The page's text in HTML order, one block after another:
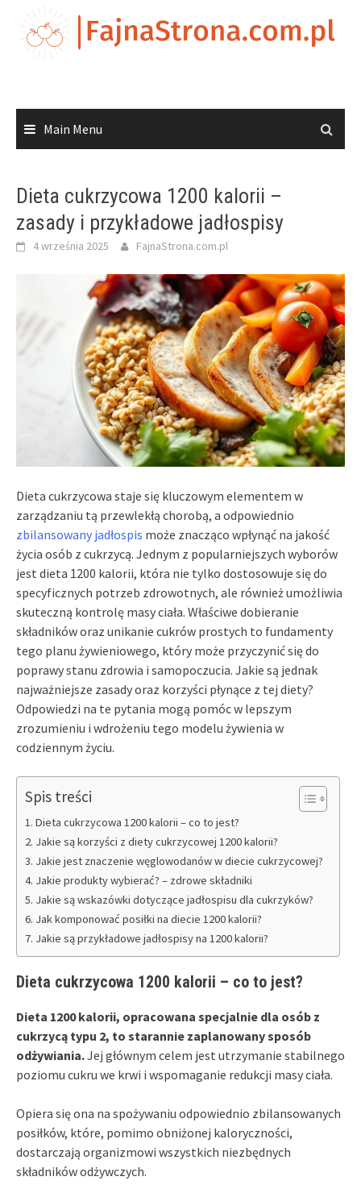
content
Main Menu
Dieta cukrzycowa 1200 kalorii –
zasady i przykładowe jadłospisy
4 września 2025 FajnaStrona.com.pl
Dieta cukrzycowa staje się kluczowym elementem w
zarządzaniu tą przewlekłą chorobą, a odpowiednio
zbilansowany jadłospis może znacząco wpłynąć na jakość
życia osób z cukrzycą. Jednym z popularniejszych wyborów
jest dieta 1200 kalorii, która nie tylko dostosowuje się do
specyficznych potrzeb zdrowotnych, ale również umożliwia
skuteczną kontrolę masy ciała. Właściwe dobieranie
składników oraz unikanie cukrów prostych to fundamenty
tego planu żywieniowego, który może przyczynić się do
poprawy stanu zdrowia i samopoczucia. Jakie są jednak
najważniejsze zasady oraz korzyści płynące z tej diety?
Odpowiedzi na te pytania mogą pomóc w lepszym
zrozumieniu i wdrożeniu tego modelu żywienia w
codziennym życiu.
Spis treści
Dieta cukrzycowa 1200 kalorii – co to jest?
Jakie są korzyści z diety cukrzycowej 1200 kalorii?
Jakie jest znaczenie węglowodanów w diecie cukrzycowej?
Jakie produkty wybierać? – zdrowe składniki
Jakie są wskazówki dotyczące jadłospisu dla cukrzyków?
Jak komponować posiłki na diecie 1200 kalorii?
Jakie są przykładowe jadłospisy na 1200 kalorii?
Dieta cukrzycowa 1200 kalorii – co to jest?
Dieta 1200 kalorii, opracowana specjalnie dla osób z
cukrzycą typu 2, to starannie zaplanowany sposób
odżywiania.Jej głównym celem jest utrzymanie stabilnego
poziomu cukru we krwi i wspomaganie redukcji masy ciała.
Opiera się ona na spożywaniu odpowiednio zbilansowanych
posiłków, które, pomimo obniżonej kaloryczności,
dostarczają organizmowi wszystkich niezbędnych
składników odżywczych.